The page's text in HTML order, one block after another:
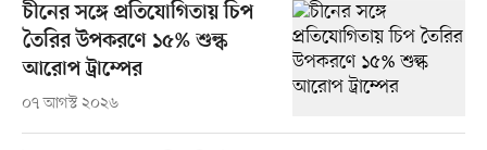
চীনের সঙ্গে প্রতিযোগিতায় চিপ
তৈরির উপকরণে ১৫% শুল্ক
আরোপ ট্রাম্পের
০৭ আগস্ট ২০২৬